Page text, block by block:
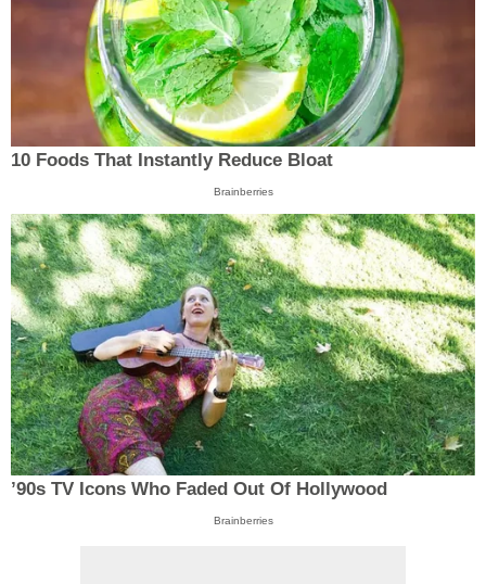
10 Foods That Instantly Reduce Bloat
Brainberries
’90s TV Icons Who Faded Out Of Hollywood
Brainberries